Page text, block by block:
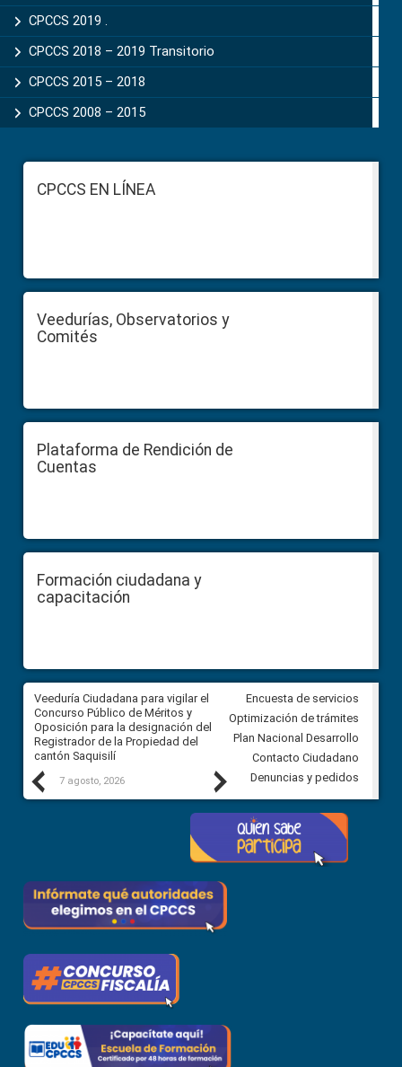
CPCCS 2019 .
CPCCS 2018 – 2019 Transitorio
CPCCS 2015 – 2018
CPCCS 2008 – 2015
FooterCPCCS EN LÍNEA
Veedurías, Observatorios y
Comités
Plataforma de Rendición de
Cuentas
Formación ciudadana y
capacitación
Previous
Veeduría Ciudadana para vigilar el
Concurso Público de Méritos y
Oposición para la designación del
Registrador de la Propiedad del
cantón Saquisilí
7 agosto, 2026
Veeduría Ciudadana para
construcción del asfaltado de
Ballenita del cantón Santa
7 agosto, 2026
Next
Encuesta de servicios
Optimización de trámites
Plan Nacional Desarrollo
Contacto Ciudadano
Denuncias y pedidos